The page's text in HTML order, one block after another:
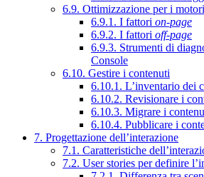
6.9. Ottimizzazione per i
6.9.1. I fattori on-page
6.9.2. I fattori off-page
6.9.3. Strumenti di
Console
6.10. Gestire i contenuti
6.10.1. L’inventario dei
6.10.2. Revisionare i
6.10.3. Migrare i
6.10.4. Pubblicare i
7. Progettazione dell’interazione
7.1. Caratteristiche
7.2. User stories per definire